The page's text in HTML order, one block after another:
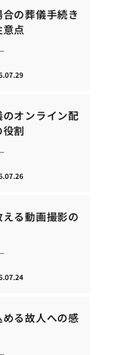
の葬儀手続き
点
オンライン配
割
る動画撮影の
る故人への感